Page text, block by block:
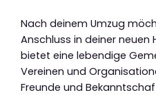
Nach deinem Umzug
Anschluss in deiner neuen
bietet eine lebendige
Vereinen und
Freunde und